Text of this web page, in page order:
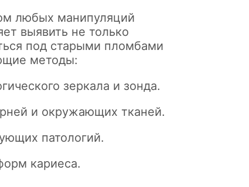
любых манипуляций
выявить не только
под старыми пломбами
методы:
зеркала и зонда.
и окружающих тканей.
патологий.
кариеса.